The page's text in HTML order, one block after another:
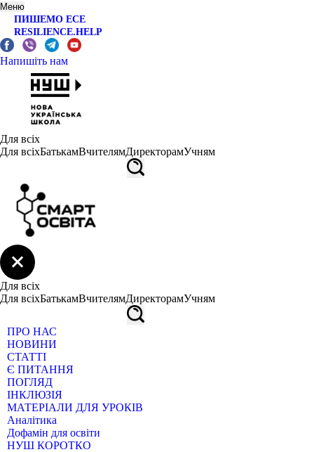
Меню
ПИШЕМО ЕСЕ
RESILIENCE.HELP
Напишіть нам
Для всіх
Для всіхБатькамВчителямДиректорамУчням
Для всіх
Для всіхБатькамВчителямДиректорамУчням
ПРО НАС
НОВИНИ
СТАТТІ
Є ПИТАННЯ
ПОГЛЯД
ІНКЛЮЗІЯ
МАТЕРІАЛИ ДЛЯ УРОКІВ
Аналітика
Дофамін для освіти
НУШ КОРОТКО